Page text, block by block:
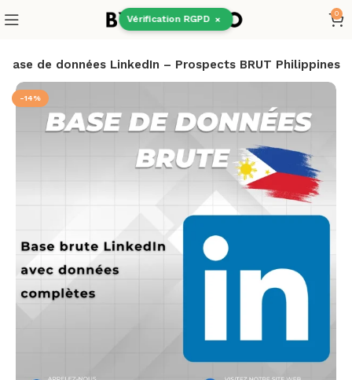
Vérification RGPD ×
0
Base de données LinkedIn – Prospects BRUT Philippines
-14%